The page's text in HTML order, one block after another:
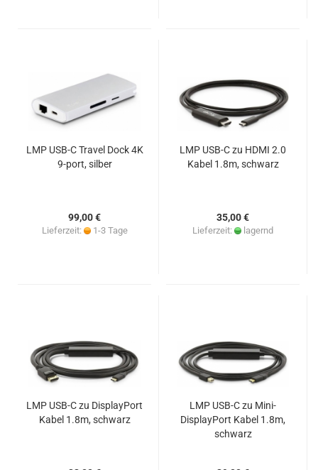
LMP USB-C Travel Dock 4K
9-port, silber
99,00 €
Lieferzeit: 1-3 Tage
LMP USB-C zu HDMI 2.0
Kabel 1.8m, schwarz
35,00 €
Lieferzeit: lagernd
LMP USB-C zu DisplayPort
Kabel 1.8m, schwarz
LMP USB-C zu Mini-
DisplayPort Kabel 1.8m,
schwarz